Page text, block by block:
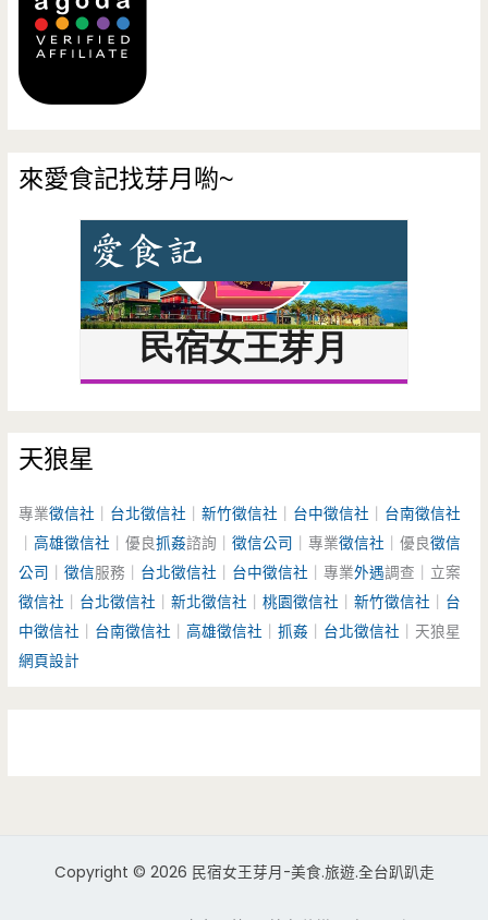
來愛食記找芽月喲~
天狼星
專業徵信社 台北徵信社 ｜新竹徵信社 台中徵信社
台南徵信社
｜高雄徵信社 ｜優良抓姦諮詢｜徵信公司 ｜專業徵信社 ｜優良徵信
公司
｜徵信服務｜ 台北徵信社 台中徵信社 ｜專業外遇調查｜立案
徵信社
台北徵信社 ｜新北徵信社 ｜桃園徵信社 ｜新竹徵信社
台
中徵信社
台南徵信社 ｜高雄徵信社 ｜抓姦 台北徵信社 ｜天狼星
網頁設計
Copyright © 2026 民宿女王芽月-美食.旅遊.全台趴趴走